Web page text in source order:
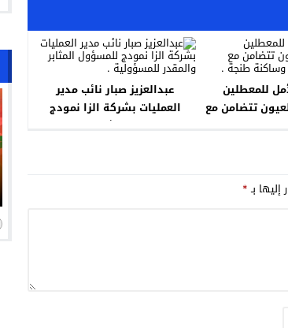
للمعطلين
تتضامن مع
وساكنة طنجة .
عبدالعزيز صبار نائب مدير
العمليات بشركة الزا نمودج
للمسؤول المثابر والمقدر
بـ*